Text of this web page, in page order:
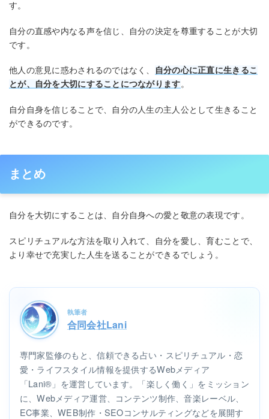
す。
自分の直感や内なる声を信じ、自分の決定を尊重することが大切
です。
他人の意見に惑わされるのではなく、
自分の心に正直に生きるこ
とが、自分を大切にすることにつながります。
自分自身を信じることで、自分の人生の主人公として生きること
ができるのです。
まとめ
自分を大切にすることは、自分自身への愛と敬意の表現です。
スピリチュアルな方法を取り入れて、自分を愛し、育むことで、
より幸せで充実した人生を送ることができるでしょう。
執筆者
合同会社Lani
専門家監修のもと、信頼できる占い・スピリチュアル・恋
愛・ライフスタイル情報を提供するWebメディア
「Lani®」を運営しています。「楽しく働く」をミッション
に、Webメディア運営、コンテンツ制作、音楽レーベル、
EC事業、WEB制作・SEOコンサルティングなどを展開す